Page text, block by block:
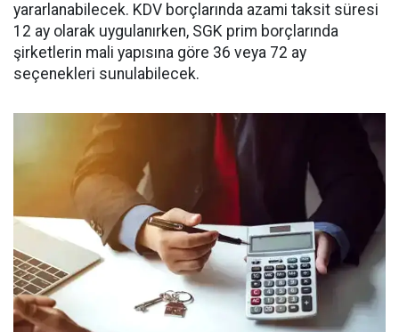
yararlanabilecek. KDV borçlarında azami taksit süresi
12 ay olarak uygulanırken, SGK prim borçlarında
şirketlerin mali yapısına göre 36 veya 72 ay
seçenekleri sunulabilecek.